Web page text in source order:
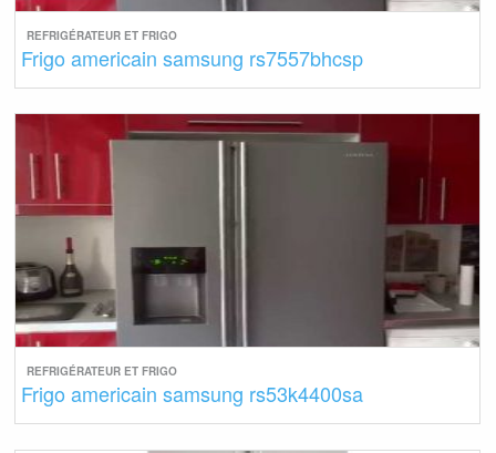
REFRIGÉRATEUR ET FRIGO
Frigo americain samsung rs7557bhcsp
REFRIGÉRATEUR ET FRIGO
Frigo americain samsung rs53k4400sa